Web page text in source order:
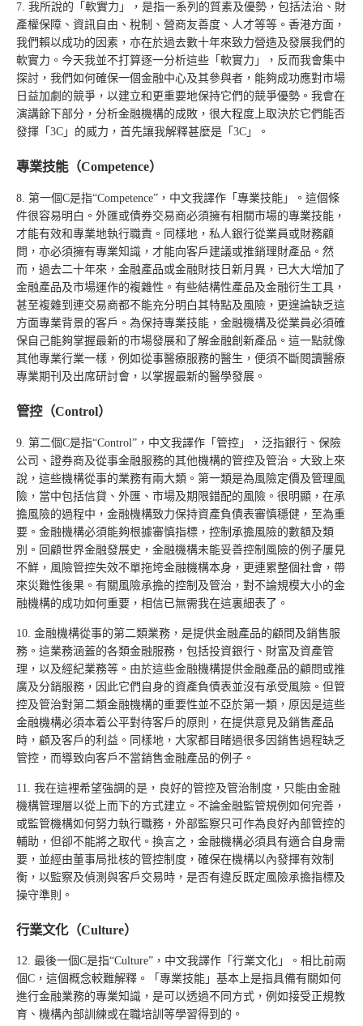
7. 我所說的「軟實力」，是指一系列的質素及優勢，包括法治、財
產權保障、資訊自由、稅制、營商友善度、人才等等。香港方面，
我們賴以成功的因素，亦在於過去數十年來致力營造及發展我們的
軟實力。今天我並不打算逐一分析這些「軟實力」，反而我會集中
探討，我們如何確保一個金融中心及其參與者，能夠成功應對市場
日益加劇的競爭，以建立和更重要地保持它們的競爭優勢。我會在
演講餘下部分，分析金融機構的成敗，很大程度上取決於它們能否
發揮「3C」的威力，首先讓我解釋甚麼是「3C」。
專業技能（Competence）
8. 第一個C是指“Competence”，中文我譯作「專業技能」。這個條
件很容易明白。外匯或債券交易商必須擁有相關市場的專業技能，
才能有效和專業地執行職責。同樣地，私人銀行從業員或財務顧
問，亦必須擁有專業知識，才能向客戶建議或推銷理財產品。然
而，過去二十年來，金融產品或金融財技日新月異，已大大增加了
金融產品及市場運作的複雜性。有些結構性產品及金融衍生工具，
甚至複雜到連交易商都不能充分明白其特點及風險，更遑論缺乏這
方面專業背景的客戶。為保持專業技能，金融機構及從業員必須確
保自己能夠掌握最新的市場發展和了解金融創新產品。這一點就像
其他專業行業一樣，例如從事醫療服務的醫生，便須不斷閱讀醫療
專業期刊及出席研討會，以掌握最新的醫學發展。
管控（Control）
9. 第二個C是指“Control”，中文我譯作「管控」，泛指銀行、保險
公司、證券商及從事金融服務的其他機構的管控及管治。大致上來
說，這些機構從事的業務有兩大類。第一類是為風險定價及管理風
險，當中包括信貸、外匯、市場及期限錯配的風險。很明顯，在承
擔風險的過程中，金融機構致力保持資產負債表審慎穩健，至為重
要。金融機構必須能夠根據審慎指標，控制承擔風險的數額及類
別。回顧世界金融發展史，金融機構未能妥善控制風險的例子屢見
不鮮，風險管控失效不單拖垮金融機構本身，更連累整個社會，帶
來災難性後果。有關風險承擔的控制及管治，對不論規模大小的金
融機構的成功如何重要，相信已無需我在這裏細表了。
10. 金融機構從事的第二類業務，是提供金融產品的顧問及銷售服
務。這業務涵蓋的各類金融服務，包括投資銀行、財富及資產管
理，以及經紀業務等。由於這些金融機構提供金融產品的顧問或推
廣及分銷服務，因此它們自身的資產負債表並沒有承受風險。但管
控及管治對第二類金融機構的重要性並不亞於第一類，原因是這些
金融機構必須本着公平對待客戶的原則，在提供意見及銷售產品
時，顧及客戶的利益。同樣地，大家都目睹過很多因銷售過程缺乏
管控，而導致向客戶不當銷售金融產品的例子。
11. 我在這裡希望強調的是，良好的管控及管治制度，只能由金融
機構管理層以從上而下的方式建立。不論金融監管規例如何完善，
或監管機構如何努力執行職務，外部監察只可作為良好內部管控的
輔助，但卻不能將之取代。換言之，金融機構必須具有適合自身需
要，並經由董事局批核的管控制度，確保在機構以內發揮有效制
衡，以監察及偵測與客戶交易時，是否有違反既定風險承擔指標及
操守準則。
行業文化（Culture）
12. 最後一個C是指“Culture”，中文我譯作「行業文化」。相比前兩
個C，這個概念較難解釋。「專業技能」基本上是指具備有關如何
進行金融業務的專業知識，是可以透過不同方式，例如接受正規教
育、機構內部訓練或在職培訓等學習得到的。